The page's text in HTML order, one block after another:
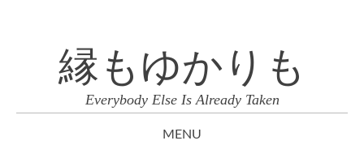
縁もゆかりも
Everybody Else Is Already Taken
MENU